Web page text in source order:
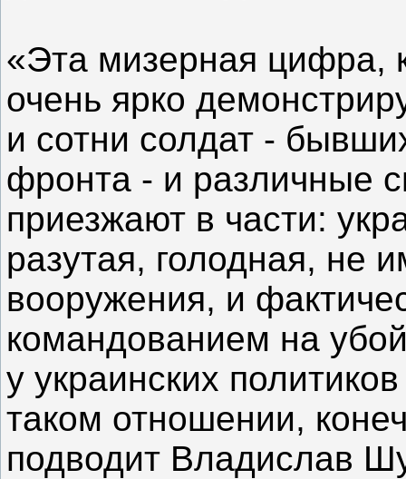
«Эта мизерная цифра,
очень ярко
и сотни солдат -
фронта - и различные
приезжают в части:
разутая, голодная, не
вооружения, и
командованием на
у украинских
таком отношении,
подводит Владислав